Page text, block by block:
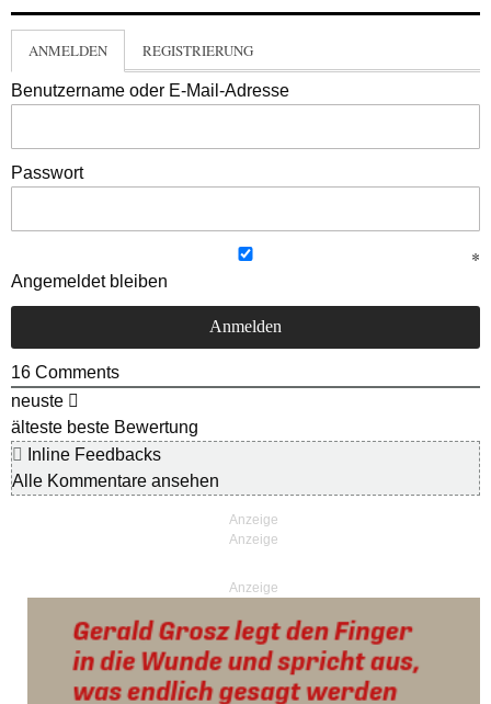
ANMELDEN REGISTRIERUNG
Benutzername oder E-Mail-Adresse
Passwort
Angemeldet bleiben
16 Comments
neuste
älteste beste Bewertung
Inline Feedbacks
Alle Kommentare ansehen
Anzeige